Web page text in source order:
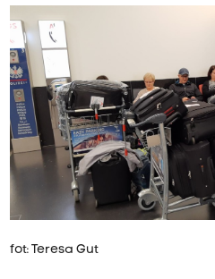
fot: Teresa Gut